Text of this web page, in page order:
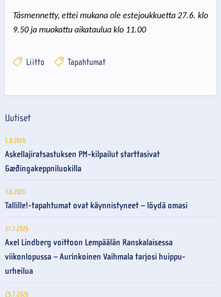
Täsmennetty, ettei mukana ole estejoukkuetta 27.6. klo
9.50 ja muokattu aikataulua klo 11.00
Liitto Tapahtumat
Uutiset
5.8.2026
Askellajiratsastuksen PM-kilpailut starttasivat
Gæðingakeppniluokilla
3.8.2026
Tallille!-tapahtumat ovat käynnistyneet – löydä omasi
31.7.2026
Axel Lindberg voittoon Lempäälän Ranskalaisessa
viikonlopussa – Aurinkoinen Vaihmala tarjosi huippu-
urheilua
29.7.2026